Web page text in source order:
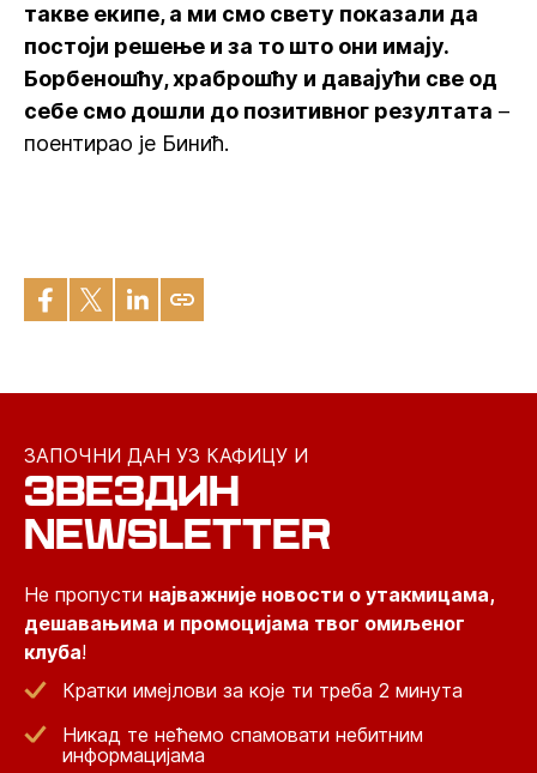
такве екипе, а ми смо свету показали да
постоји решење и за то што они имају.
Борбеношћу, храброшћу и давајући све од
себе смо дошли до позитивног резултата –
поентирао је Бинић.
ЗАПОЧНИ ДАН УЗ КАФИЦУ И
ЗВЕЗДИН
NEWSLETTER
Не пропусти најважније новости о утакмицама,
дешавањима и промоцијама твог омиљеног
клуба!
Кратки имејлови за које ти треба 2 минута
Никад те нећемо спамовати небитним
информацијама